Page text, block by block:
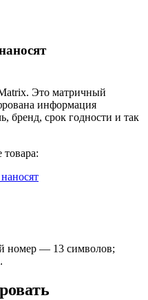
Это матричный
информация
бренд, срок годности и так
товара:
номер — 13 символов;